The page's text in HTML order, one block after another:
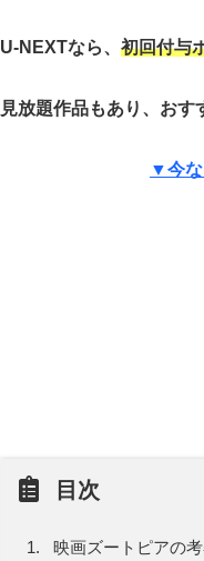
U-NEXTなら、 初回付与
見放題作品もあり、おす
▼今な
目次
1. 映画ズートピアの